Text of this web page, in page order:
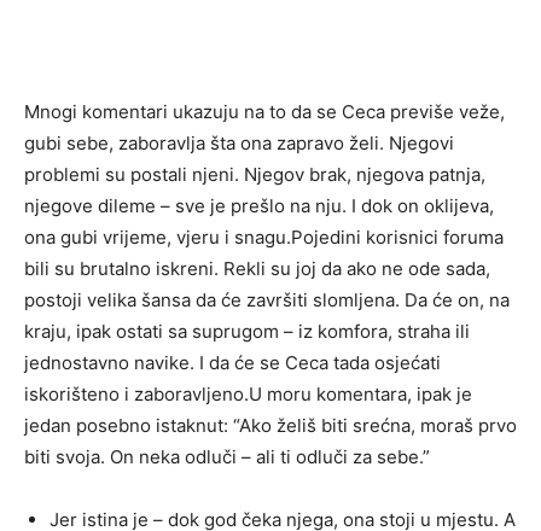
Mnogi komentari ukazuju na to da se Ceca previše veže,
gubi sebe, zaboravlja šta ona zapravo želi. Njegovi
problemi su postali njeni. Njegov brak, njegova patnja,
njegove dileme – sve je prešlo na nju. I dok on oklijeva,
ona gubi vrijeme, vjeru i snagu.Pojedini korisnici foruma
bili su brutalno iskreni. Rekli su joj da ako ne ode sada,
postoji velika šansa da će završiti slomljena. Da će on, na
kraju, ipak ostati sa suprugom – iz komfora, straha ili
jednostavno navike. I da će se Ceca tada osjećati
iskorišteno i zaboravljeno.U moru komentara, ipak je
jedan posebno istaknut: “Ako želiš biti srećna, moraš prvo
biti svoja. On neka odluči – ali ti odluči za sebe.”
Jer istina je – dok god čeka njega, ona stoji u mjestu. A